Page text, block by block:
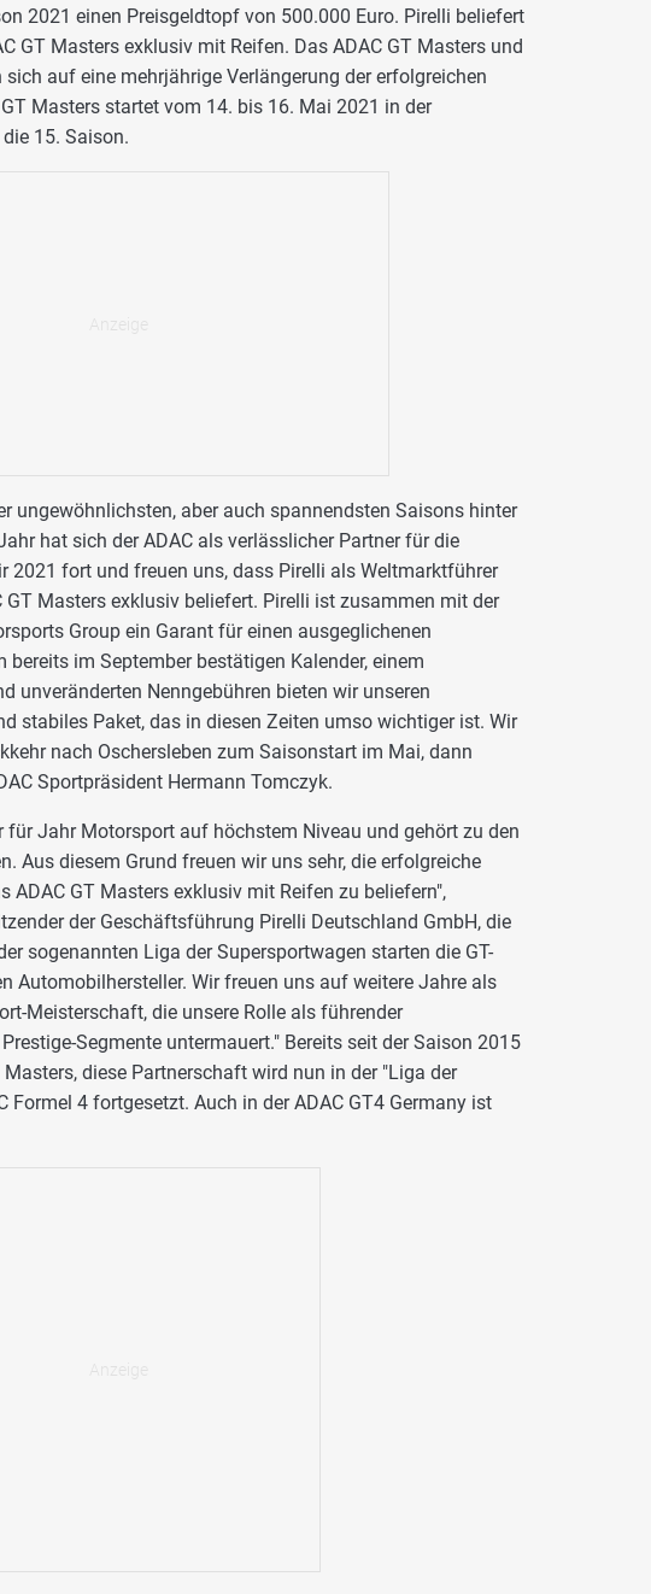
2021 einen Preisgeldtopf von 500.000 Euro. Pirelli beliefert
GT Masters exklusiv mit Reifen. Das ADAC GT Masters und
auf eine mehrjährige Verlängerung der erfolgreichen
Masters startet vom 14. bis 16. Mai 2021 in der
15. Saison.
ungewöhnlichsten, aber auch spannendsten Saisons hinter
hat sich der ADAC als verlässlicher Partner für die
2021 fort und freuen uns, dass Pirelli als Weltmarktführer
GT Masters exklusiv beliefert. Pirelli ist zusammen mit der
Group ein Garant für einen ausgeglichenen
im September bestätigen Kalender, einem
unveränderten Nenngebühren bieten wir unseren
stabiles Paket, das in diesen Zeiten umso wichtiger ist. Wir
nach Oschersleben zum Saisonstart im Mai, dann
Sportpräsident Hermann Tomczyk.
für Jahr Motorsport auf höchstem Niveau und gehört zu den
Aus diesem Grund freuen wir uns sehr, die erfolgreiche
ADAC GT Masters exklusiv mit Reifen zu beliefern",
der Geschäftsführung Pirelli Deutschland GmbH, die
sogenannten Liga der Supersportwagen starten die GT-
Automobilhersteller. Wir freuen uns auf weitere Jahre als
Meisterschaft, die unsere Rolle als führender
Segmente untermauert." Bereits seit der Saison 2015
diese Partnerschaft wird nun in der "Liga der
Formel 4 fortgesetzt. Auch in der ADAC GT4 Germany ist